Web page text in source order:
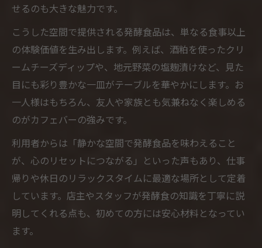
せるのも大きな魅力です。
こうした空間で提供される発酵食品は、単なる食事以上
の体験価値を生み出します。例えば、酒粕を使ったクリ
ームチーズディップや、地元野菜の塩麹漬けなど、見た
目にも彩り豊かな一皿がテーブルを華やかにします。お
一人様はもちろん、友人や家族とも気兼ねなく楽しめる
のがカフェバーの強みです。
利用者からは「静かな空間で発酵食品を味わえること
が、心のリセットにつながる」といった声もあり、仕事
帰りや休日のリラックスタイムに最適な場所として定着
しています。店主やスタッフが発酵食の知識を丁寧に説
明してくれる点も、初めての方には安心材料となってい
ます。